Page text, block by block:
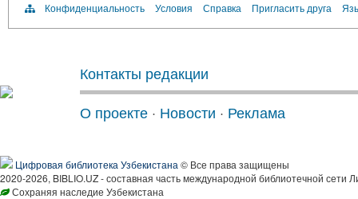
Конфиденциальность Условия Справка Пригласить друга
Контакты редакции
О проекте · Новости · Реклама
Цифровая библиотека Узбекистана © Все права защищены
2020-2026, BIBLIO.UZ - составная часть международной библиотечной сети
Сохраняя наследие Узбекистана